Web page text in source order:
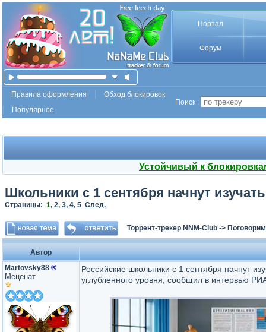
Портал
Форум
Правила оформления
Обход блокировок
Популярное
Поиск :
Устойчивый к
Школьники с 1 сентября начнут
Страницы: 1, 2, 3, 4, 5 След.
Торрент-трекер NNM-Club -> Поговорим
Автор
Martovsky88 ®
Меценат
Российские школьники с 1 сентября начнут
углубленного уровня, сообщил в интервью